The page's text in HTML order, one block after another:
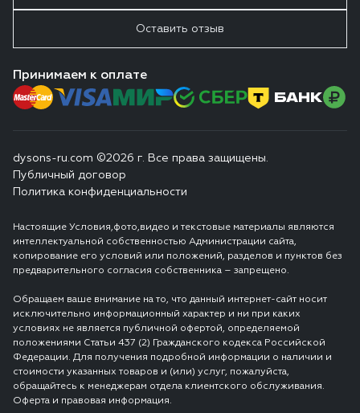
Оставить отзыв
Принимаем к оплате
dysons-ru.com ©2026 г. Все права защищены.
Публичный договор
Политика конфиденциальности
Настоящие Условия,фото,видео и текстовые материалы являются
интеллектуальной собственностью Администрации сайта,
копирование его условий или положений, разделов и пунктов без
предварительного согласия собственника – запрещено.
Обращаем ваше внимание на то, что данный интернет-сайт носит
исключительно информационный характер и ни при каких
условиях не является публичной офертой, определяемой
положениями Статьи 437 (2) Гражданского кодекса Российской
Федерации. Для получения подробной информации о наличии и
стоимости указанных товаров и (или) услуг, пожалуйста,
обращайтесь к менеджерам отдела клиентского обслуживания.
Оферта и правовая информация.